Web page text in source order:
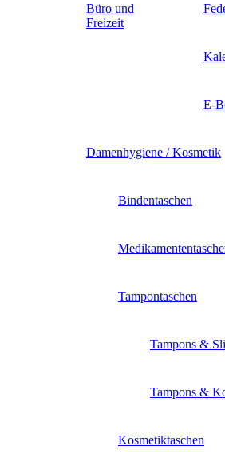
Büro und
Freizeit
E-
Damenhygiene / Kosmetik
Bindentaschen
Tampontaschen
Tampons &
Tampons &
Kosmetiktaschen